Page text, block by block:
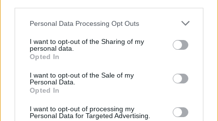
Personal Data Processing Opt Outs
I want to opt-out of the Sharing of my
personal data.
Opted In
I want to opt-out of the Sale of my
Personal Data.
Opted In
I want to opt-out of processing my
Personal Data for Targeted Advertising.